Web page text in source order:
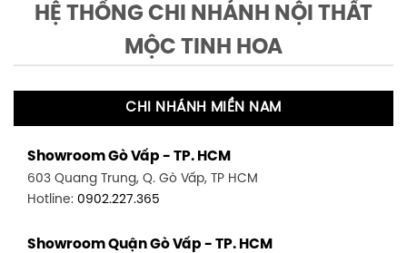
HỆ THỐNG CHI NHÁNH NỘI THẤT
MỘC TINH HOA
CHI NHÁNH MIỀN NAM
Showroom Gò Vấp - TP. HCM
603 Quang Trung, Q. Gò Vấp, TP HCM
Hotline: 0902.227.365
Showroom Quận Gò Vấp - TP. HCM